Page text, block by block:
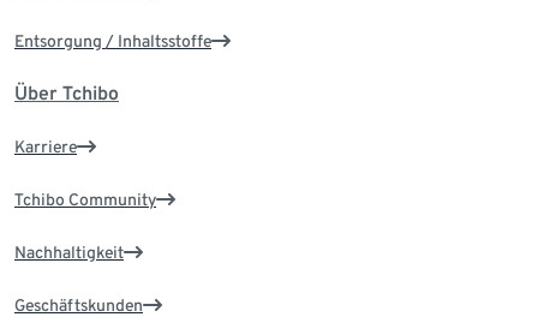
Entsorgung / Inhaltsstoffe
Über Tchibo
Karriere
Tchibo Community
Nachhaltigkeit
Geschäftskunden